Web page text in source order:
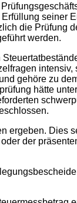
seiner
die Prüfung
werden.
gehöre zu
hätte
ergeben. Dies
der